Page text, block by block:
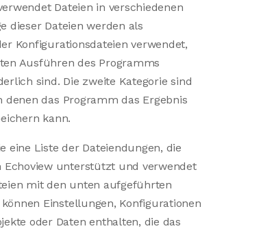
Dateien in verschiedenen
dieser Dateien werden als
Konfigurationsdateien verwendet,
Ausführen des Programms
sind. Die zweite Kategorie sind
denen das Programm das Ergebnis
kann.
eine Liste der Dateiendungen, die
Echoview unterstützt und verwendet
mit den unten aufgeführten
Einstellungen, Konfigurationen
oder Daten enthalten, die das